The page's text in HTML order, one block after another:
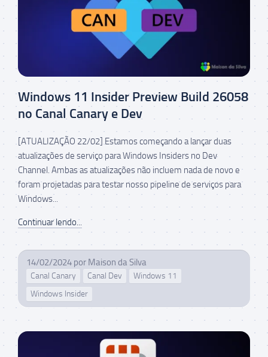
Windows 11 Insider Preview Build 26058
no Canal Canary e Dev
[ATUALIZAÇÃO 22/02] Estamos começando a lançar duas
atualizações de serviço para Windows Insiders no Dev
Channel. Ambas as atualizações não incluem nada de novo e
foram projetadas para testar nosso pipeline de serviços para
Windows...
Continuar lendo...
14/02/2024 por Maison da Silva
Canal Canary Canal Dev
Windows 11
Windows Insider